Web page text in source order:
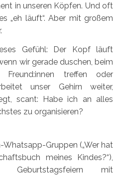
in unseren Köpfen. Und oft
„eh läuft“. Aber mit großem
Gefühl: Der Kopf läuft
wir gerade duschen, beim
treffen oder
unser Gehirn weiter,
scant: Habe ich an alles
zu organisieren?
Gruppen („Wer hat
meines Kindes?“),
Geburtstagsfeiern mit